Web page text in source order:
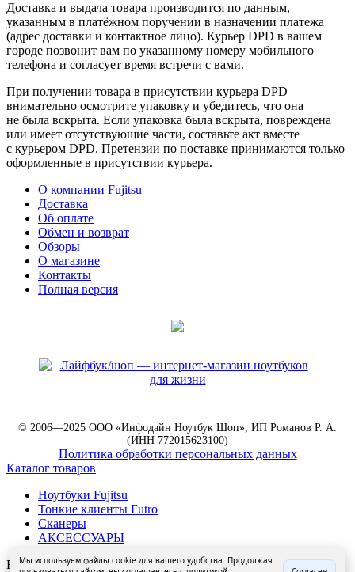
Доставка и выдача товара производится по данным,
указанным в платёжном поручении в назначении платежа
(адрес доставки и контактное лицо). Курьер DPD в вашем
городе позвонит вам по указанному номеру мобильного
телефона и согласует время встречи с вами.
При получении товара в присутствии курьера DPD
внимательно осмотрите упаковку и убедитесь, что она
не была вскрыта. Если упаковка была вскрыта, повреждена
или имеет отсутствующие части, составьте акт вместе
с курьером DPD. Претензии по поставке принимаются только
оформленные в присутствии курьера.
О компании Fujitsu
Доставка
Об оплате
Обмен и возврат
Обзоры
О магазине
Контакты
Полная версия
© 2006—2025 ООО «Инфодайн Ноутбук Шоп», ИП Романов Р. А.
(ИНН 772015623100)
Политика обработки персональных данных
Каталог товаров
Ноутбуки Fujitsu
Тонкие клиенты Futro
Сканеры
АКСЕССУАРЫ
Выберите модификацию товара
Мы используем файлы cookie для вашего удобства. Продолжая